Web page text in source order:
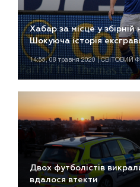
Хабар за місце у збірній
Шокуюча історія
14:55, 08 травня 2020 | СВІТОВИЙ
Двох футболістів
вдалося втекти